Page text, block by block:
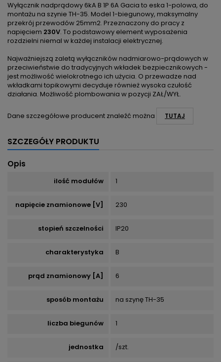
Wyłącznik nadprądowy 6kA B 1P 6A Gacia to eska 1-polowa, do
montażu na szynie TH-35. Model 1-biegunowy, maksymalny
przekrój przewodów 25mm2. Przeznaczony do pracy z
napięciem 230V. To podstawowy element wyposażenia
rozdzielni niemal w każdej instalacji elektrycznej.
Najważniejszą zaletą wyłączników nadmiarowo-prądowych w
przeciwieństwie do tradycyjnych wkładek bezpiecznikowych -
jest możliwość wielokrotnego ich użycia. O przewadze nad
wkładkami topikowymi decyduje również wysoka czułość
działania. Możliwość plombowania w pozycji ZAŁ/WYŁ.
Dane szczegółowe producent znaleźć można TUTAJ
SZCZEGÓŁY PRODUKTU
Opis
ilość modułów 1
napięcie znamionowe [V] 230
stopień szczelności IP20
charakterystyka B
prąd znamionowy [A] 6
sposób montażu na szynę TH-35
liczba biegunów 1
jednostka /szt.